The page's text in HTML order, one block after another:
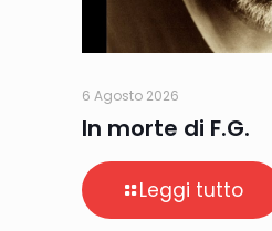
6 Agosto 2026
In morte di F.G.
Leggi tutto